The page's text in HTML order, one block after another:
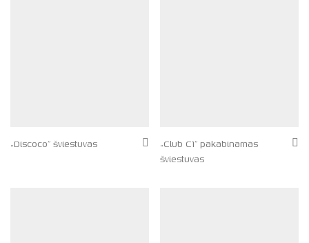
„Discoco” šviestuvas
„Club C1” pakabinamas
šviestuvas